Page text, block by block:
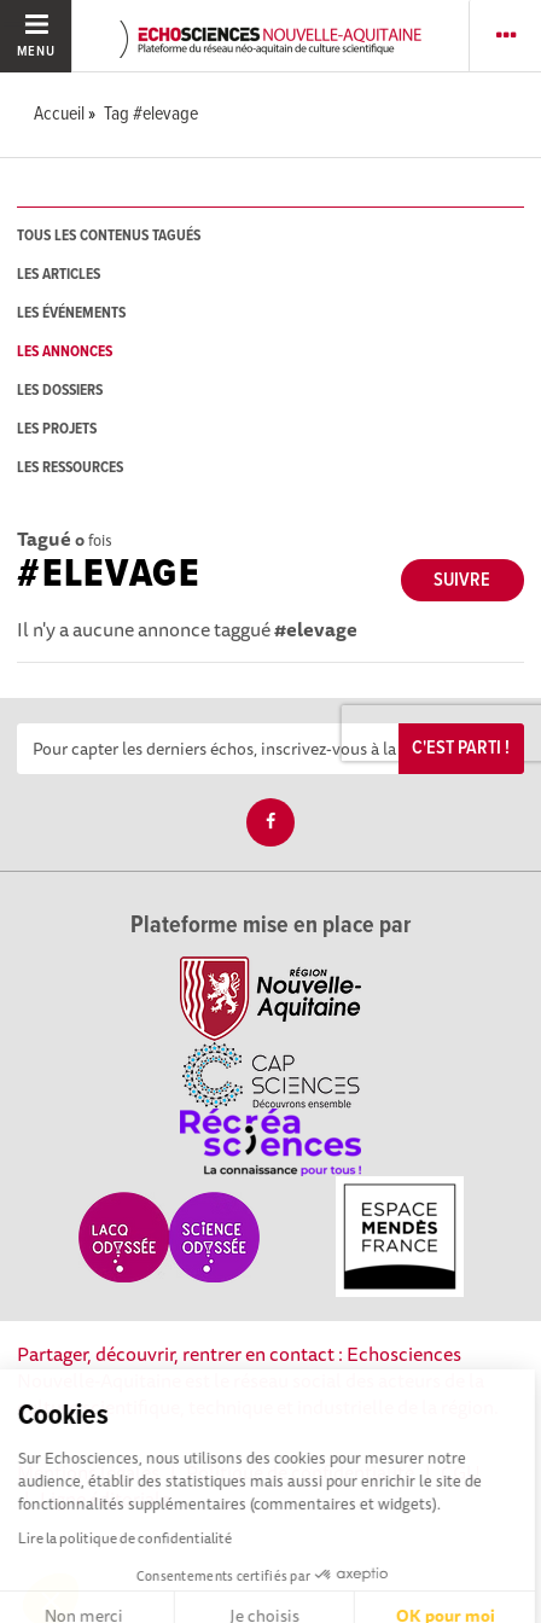
Cookies
Sur Echosciences, nous utilisons des cookies pour mesurer notre
audience, établir des statistiques mais aussi pour enrichir le site de
fonctionnalités supplémentaires (commentaires et widgets).
Lire la politique de confidentialité
Consentements certifiés par
Non merci Je choisis OK pour moi
MENU
Accueil Tag #elevage
TOUS LES CONTENUS TAGUÉS
LES ARTICLES
LES ÉVÉNEMENTS
LES ANNONCES
LES DOSSIERS
LES PROJETS
LES RESSOURCES
Tagué 0fois
SUIVRE
#ELEVAGE
Il n'y a aucune annonce taggué#elevage
C'EST PARTI !
Plateforme mise en place par
Partager, découvrir, rentrer en contact : Echosciences
culture scientifique, technique et industrielle de la région.
Mentions légales|Politique de confidentialité|CGU
|Ligne éditoriale